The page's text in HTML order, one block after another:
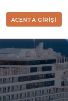
ACENTA GİRİŞİ